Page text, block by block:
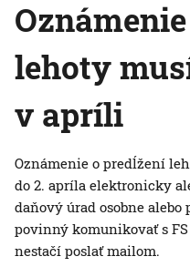
lehoty
v apríli
Oznámenie o predĺžení
do 2. apríla elektronicky
daňový úrad osobne
povinný komunikovať s
nestačí poslať mailom.